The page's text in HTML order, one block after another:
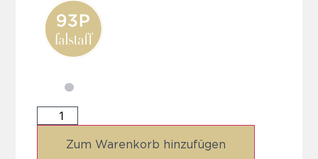
Zum Warenkorb hinzufügen